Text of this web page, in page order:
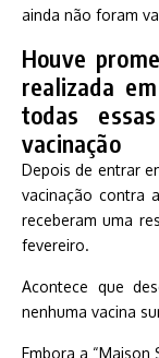
ainda não foram
Houve
realizada
todas
vacinação
Depois de entrar
vacinação contra
receberam uma
fevereiro.
Acontece que
nenhuma vacina
Embora a “Maison